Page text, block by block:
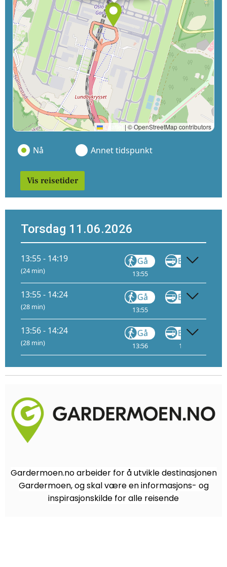
Leaflet | © OpenStreetMap contributors
Nå Annet tidspunkt
Vis reisetider
Torsdag 11.06.2026
13:55 - 14:19
(24 min)
Gå
13:55
Buss
13:55 - 14:24
(28 min)
Gå
13:55
Buss
13:56 - 14:24
(28 min)
Gå
13:56
Buss
14:06
Gardermoen.no arbeider for å utvikle destinasjonen
Gardermoen, og skal være en informasjons- og
inspirasjonskilde for alle reisende